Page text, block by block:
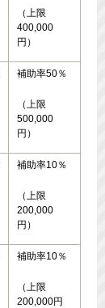
（上限
400,000
円）
補助率50％
（上限
500,000
円）
補助率10％
（上限
200,000
円）
補助率10％
（上限
200,000円